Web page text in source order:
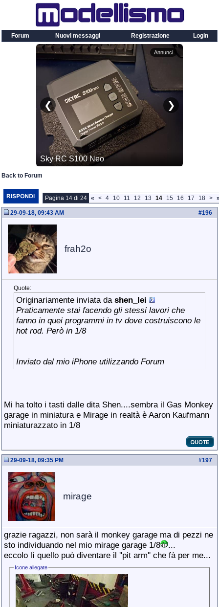
Forum Nuovi messaggi Registrazione Login
Back to Forum
Pagina 14 di 24 « < 4 10 11 12 13 14 15 16 17 18 >
#196
29-09-18, 09:43 AM
frah2o
Quote:
Originariamente inviata da shen_lei
Praticamente stai facendo gli stessi lavori che
fanno in quei programmi in tv dove costruiscono le
hot rod. Però in 1/8
Inviato dal mio iPhone utilizzando Forum
Mi ha tolto i tasti dalle dita Shen....sembra il Gas Monkey
garage in miniatura e Mirage in realtà è Aaron Kaufmann
miniaturazzato in 1/8
#197
29-09-18, 09:35 PM
mirage
grazie ragazzi, non sarà il monkey garage ma di pezzi ne
sto individuando nel mio mirage garage 1/8
...
eccolo lì quello può diventare il ''pit arm'' che fà per me...
Icone allegate